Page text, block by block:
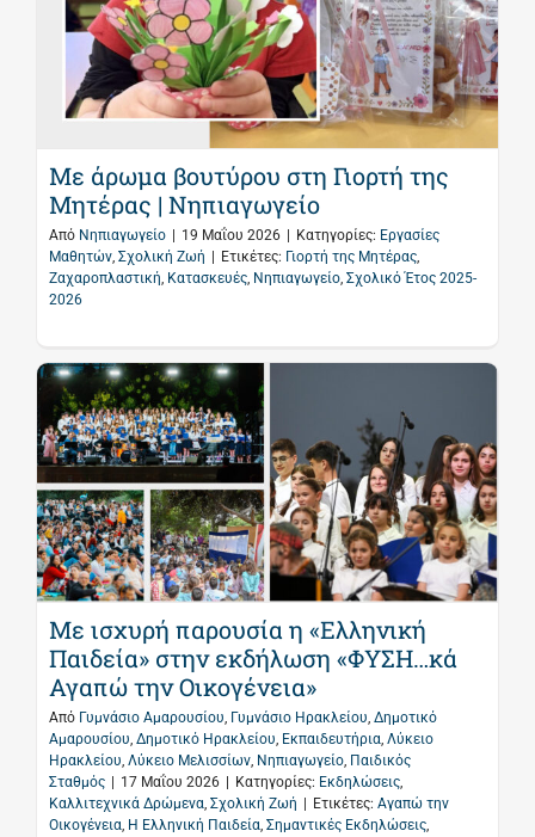
Με άρωμα βουτύρου στη Γιορτή της
Μητέρας | Νηπιαγωγείο
Από Νηπιαγωγείο 19 Μαΐου 2026 Κατηγορίες: Εργασίες
Μαθητών, Σχολική Ζωή Ετικέτες: Γιορτή της Μητέρας,
Ζαχαροπλαστική, Κατασκευές, Νηπιαγωγείο, Σχολικό Έτος 2025-
2026
Με ισχυρή παρουσία η «Ελληνική
Παιδεία» στην εκδήλωση «ΦΥΣΗ…κά
Αγαπώ την Οικογένεια»
Από Γυμνάσιο Αμαρουσίου, Γυμνάσιο Ηρακλείου, Δημοτικό
Αμαρουσίου, Δημοτικό Ηρακλείου, Εκπαιδευτήρια, Λύκειο
Ηρακλείου, Λύκειο Μελισσίων, Νηπιαγωγείο, Παιδικός
Σταθμός
17 Μαΐου 2026 Κατηγορίες: Εκδηλώσεις,
Καλλιτεχνικά Δρώμενα, Σχολική Ζωή Ετικέτες: Αγαπώ την
Οικογένεια, Η Ελληνική Παιδεία, Σημαντικές Εκδηλώσεις,